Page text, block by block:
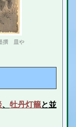
雨暈（しんさら
撰 皿や
、 牡丹灯籠と並